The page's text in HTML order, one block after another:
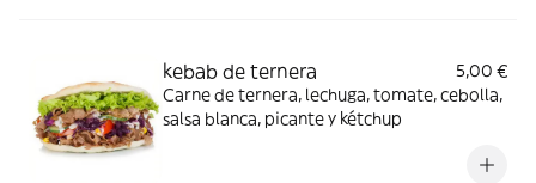
kebab de ternera
5,00 €
Carne de ternera, lechuga, tomate, cebolla,
salsa blanca, picante y kétchup